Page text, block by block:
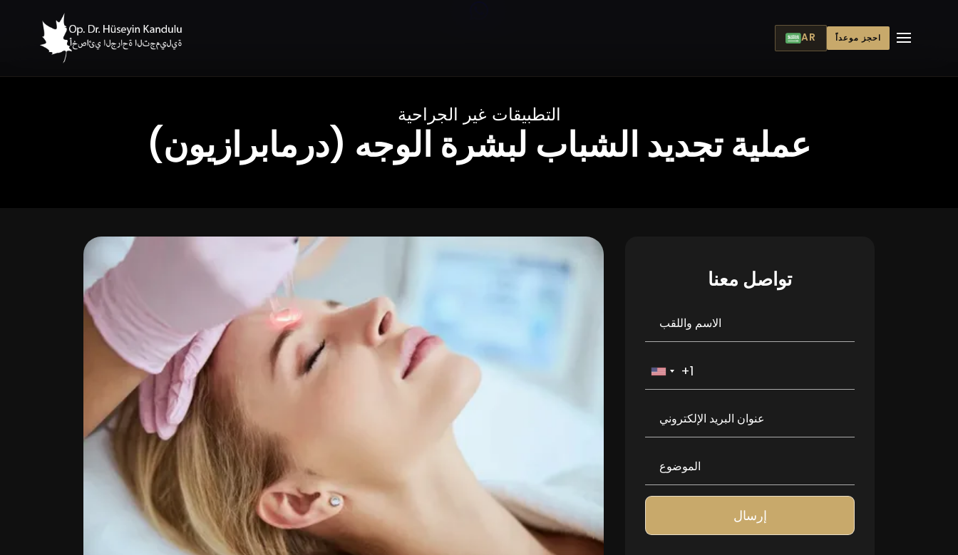
AR احجز موعداً
التطبيقات غير الجراحية
عملية تجديد الشباب لبشرة الوجه (درمابرازيون)
تواصل معنا
إرسال